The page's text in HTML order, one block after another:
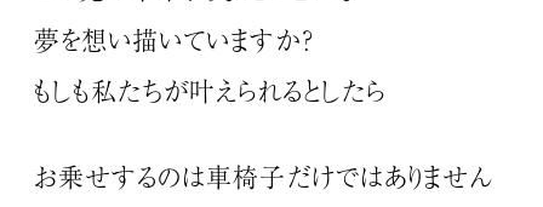
夢を想い描いていますか？
もしも私たちが叶えられるとしたら
お乗せするのは車椅子だけではありません